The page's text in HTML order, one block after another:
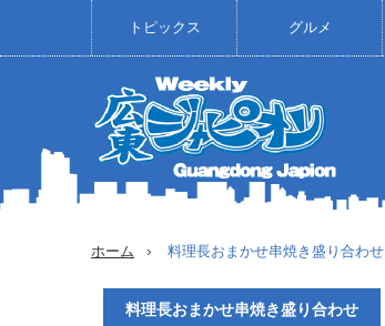
トピックス グルメ
ホーム 料理長おまかせ串焼き盛り合わせ
料理長おまかせ串焼き盛り合わせ